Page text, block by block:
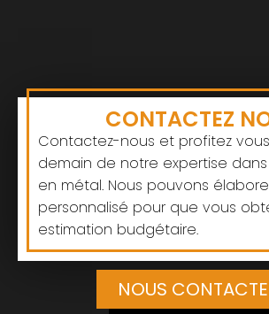
CONTACTEZ
Contactez-nous et profitez
demain de notre expertise
en métal. Nous pouvons
personnalisé pour que vous
estimation budgétaire.
NOUS